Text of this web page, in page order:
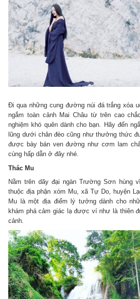
Đi qua những cung đường núi đá trắng xóa
ngắm toàn cảnh Mai Châu từ trên cao
nghiệm khó quên dành cho bạn. Hãy đến
lũng dưới chân đèo cũng như thưởng thức
được bày bán ven đường như cơm lam
cùng hấp dẫn ở đây nhé.
Thác Mu
Nằm trên dãy đại ngàn Trường Sơn hùng
thuộc địa phận xóm Mu, xã Tự Do, huyện
Mu là một địa điểm lý tưởng dành cho
khám phá cảm giác lạ được ví như là thiên
cảnh.